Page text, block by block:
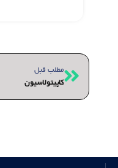
قبلیمطلب قبل
کاپیتولاسیون